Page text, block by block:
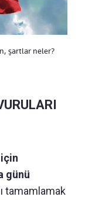
şartlar neler?
günü
tamamlamak